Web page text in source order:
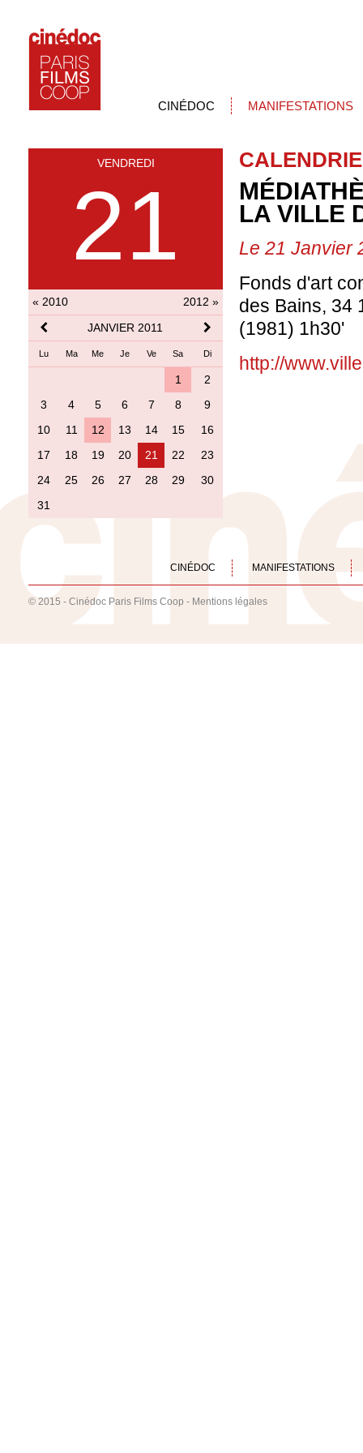
CINÉDOC MANIFESTATIONS
VENDREDI
21
« 2010
2012 »
JANVIER 2011
Lu Ma Me Je Ve Sa Di
1
2
3
4 5 6 7 8
9
10
11 12 13 14 15
16
17
18 19 20 21 22
23
24
25 26 27 28 29
30
31
LA VILLE
Le 21 Janvier
Fonds d'art
des Bains, 34
(1981) 1h30'
http://
CINÉDOC MANIFESTATIONS
© 2015 - Cinédoc Paris Films Coop - Mentions légales